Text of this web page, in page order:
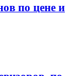
по цене и